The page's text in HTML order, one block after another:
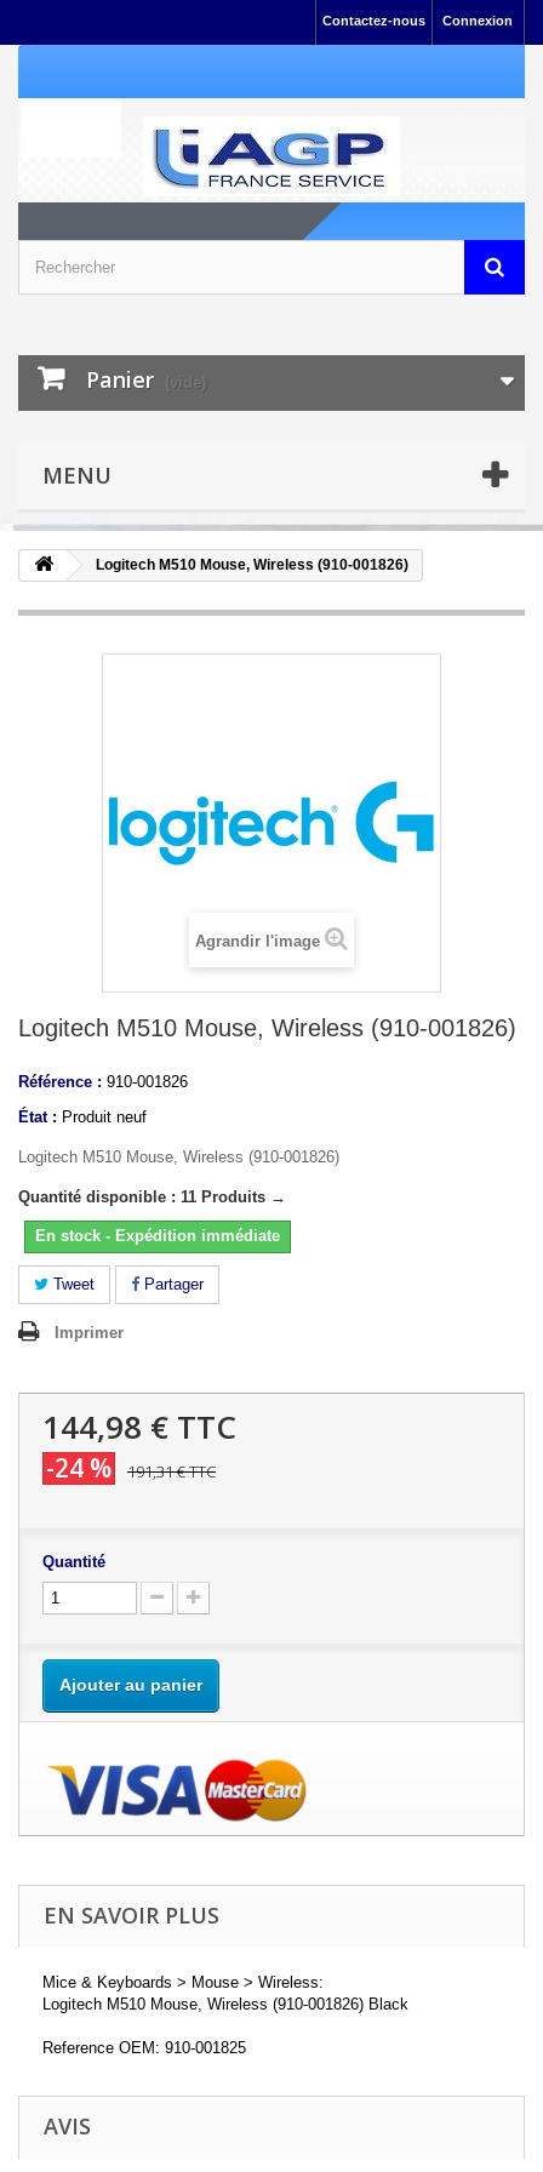
Connexion
Contactez-nous
Panier (vide)
MENU
Logitech M510 Mouse, Wireless (910-001826)
Agrandir l'image
Logitech M510 Mouse, Wireless (910-001826)
Référence : 910-001826
État : Produit neuf
Logitech M510 Mouse, Wireless (910-001826)
Quantité disponible : 11 Produits →
En stock - Expédition immédiate
Tweet Partager
Imprimer
144,98 € TTC
-24 % 191,31 €TTC
Quantité
Ajouter au panier
EN SAVOIR PLUS
Mice & Keyboards > Mouse > Wireless:
Logitech M510 Mouse, Wireless (910-001826) Black
Reference OEM: 910-001825
AVIS